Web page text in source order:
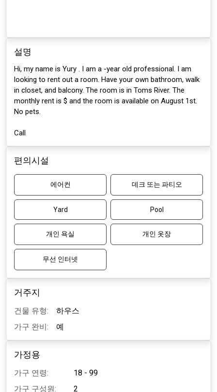
설명
Hi, my name is Yury . I am a -year old professional. I am
looking to rent out a room. Have your own bathroom, walk
in closet, and balcony. The room is in Toms River. The
monthly rent is $ and the room is available on August 1st.
No pets.
Call
편의시설
에어컨 데크 또는 파티오
Yard Pool
개인 욕실 개인 옷장
무선 인터넷
거주지
건물 유형:
하우스
가구 완비:
예
가정용
가구 연령:
18 - 99
가구 구성원:
2